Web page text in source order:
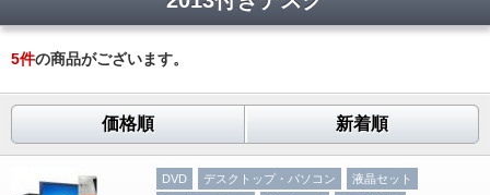
5件の商品がございます。
価格順 新着順
DVD デスクトップ・パソコン
液晶セット